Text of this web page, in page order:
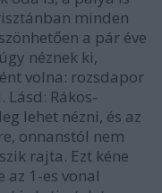
minden
a pár éve
néznek ki,
volna: rozsdapor
Lásd: Rákos-
lehet nézni, és az
onnanstól nem
rajta. Ezt kéne
1-es vonal